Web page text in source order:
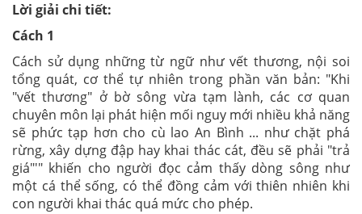
Lời giải chi tiết:
Cách 1
Cách sử dụng những từ ngữ như vết thương, nội soi
tổng quát, cơ thể tự nhiên trong phần văn bản: "Khi
"vết thương" ở bờ sông vừa tạm lành, các cơ quan
chuyên môn lại phát hiện mối nguy mới nhiều khả năng
sẽ phức tạp hơn cho cù lao An Bình ... như chặt phá
rừng, xây dựng đập hay khai thác cát, đều sẽ phải "trả
giá"'" khiến cho người đọc cảm thấy dòng sông như
một cá thể sống, có thể đồng cảm với thiên nhiên khi
con người khai thác quá mức cho phép.